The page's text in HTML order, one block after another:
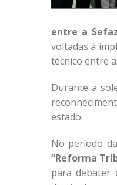
entre a
voltadas à
técnico entre
Durante a
estado.
No período
“Reforma
para debater